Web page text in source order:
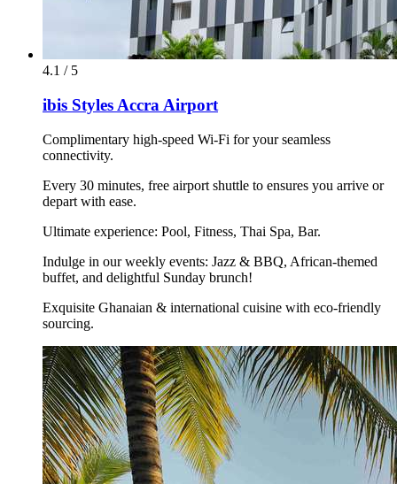
4.1 / 5
ibis Styles Accra Airport
Complimentary high-speed Wi-Fi for your seamless
connectivity.
Every 30 minutes, free airport shuttle to ensures you arrive or
depart with ease.
Ultimate experience: Pool, Fitness, Thai Spa, Bar.
Indulge in our weekly events: Jazz & BBQ, African-themed
buffet, and delightful Sunday brunch!
Exquisite Ghanaian & international cuisine with eco-friendly
sourcing.